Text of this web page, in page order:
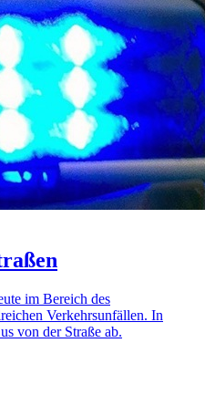
im Bereich des
Verkehrsunfällen. In
von der Straße ab.